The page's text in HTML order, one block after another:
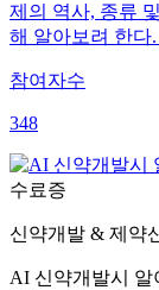
제의 역사, 종류
해 알아보려 한다.
참여자수
348
수료증
신약개발 & 제약
AI 신약개발시 알